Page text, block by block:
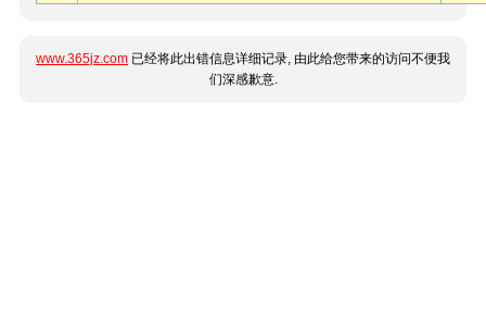
www.365jz.com 已经将此出错信息详细记录, 由此给您带来的访问不便我
们深感歉意.